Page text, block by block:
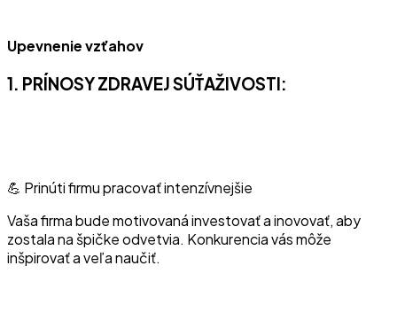
Upevnenie vzťahov
1. PRÍNOSY ZDRAVEJ SÚŤAŽIVOSTI:
💪 Prinúti firmu pracovať intenzívnejšie
Vaša firma bude motivovaná investovať a inovovať, aby
zostala na špičke odvetvia. Konkurencia vás môže
inšpirovať a veľa naučiť.